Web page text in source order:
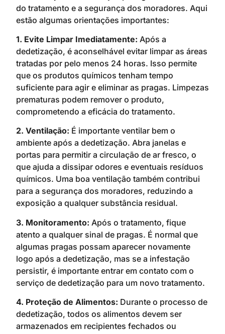
do tratamento e a segurança dos moradores. Aqui
estão algumas orientações importantes:
1. Evite Limpar Imediatamente: Após a
dedetização, é aconselhável evitar limpar as áreas
tratadas por pelo menos 24 horas. Isso permite
que os produtos químicos tenham tempo
suficiente para agir e eliminar as pragas. Limpezas
prematuras podem remover o produto,
comprometendo a eficácia do tratamento.
2. Ventilação: É importante ventilar bem o
ambiente após a dedetização. Abra janelas e
portas para permitir a circulação de ar fresco, o
que ajuda a dissipar odores e eventuais resíduos
químicos. Uma boa ventilação também contribui
para a segurança dos moradores, reduzindo a
exposição a qualquer substância residual.
3. Monitoramento: Após o tratamento, fique
atento a qualquer sinal de pragas. É normal que
algumas pragas possam aparecer novamente
logo após a dedetização, mas se a infestação
persistir, é importante entrar em contato com o
serviço de dedetização para um novo tratamento.
4. Proteção de Alimentos: Durante o processo de
dedetização, todos os alimentos devem ser
armazenados em recipientes fechados ou